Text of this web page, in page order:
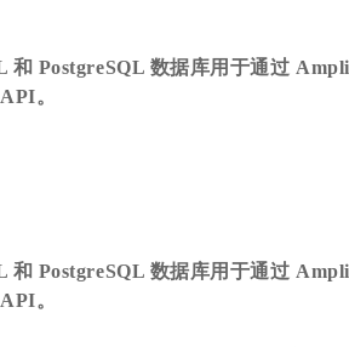
和 PostgreSQL 数据库用于通过
。
和 PostgreSQL 数据库用于通过
。